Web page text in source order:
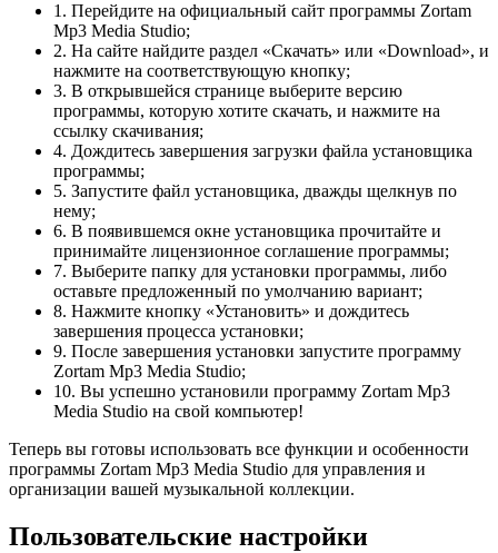
1. Перейдите на официальный сайт программы Zortam
Mp3 Media Studio;
2. На сайте найдите раздел «Скачать» или «Download», и
нажмите на соответствующую кнопку;
3. В открывшейся странице выберите версию
программы, которую хотите скачать, и нажмите на
ссылку скачивания;
4. Дождитесь завершения загрузки файла установщика
программы;
5. Запустите файл установщика, дважды щелкнув по
нему;
6. В появившемся окне установщика прочитайте и
принимайте лицензионное соглашение программы;
7. Выберите папку для установки программы, либо
оставьте предложенный по умолчанию вариант;
8. Нажмите кнопку «Установить» и дождитесь
завершения процесса установки;
9. После завершения установки запустите программу
Zortam Mp3 Media Studio;
10. Вы успешно установили программу Zortam Mp3
Media Studio на свой компьютер!
Теперь вы готовы использовать все функции и особенности
программы Zortam Mp3 Media Studio для управления и
организации вашей музыкальной коллекции.
Пользовательские настройки